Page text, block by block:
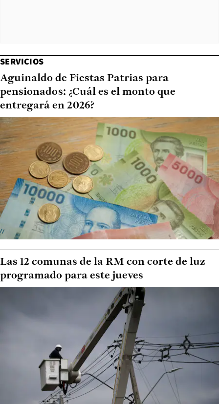
SERVICIOS
Aguinaldo de Fiestas Patrias para
pensionados: ¿Cuál es el monto que
entregará en 2026?
Las 12 comunas de la RM con corte de luz
programado para este jueves